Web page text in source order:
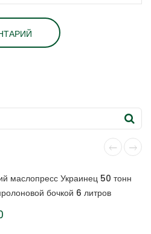
маслопресс Украинец 50 тонн
бочкой 6 литров